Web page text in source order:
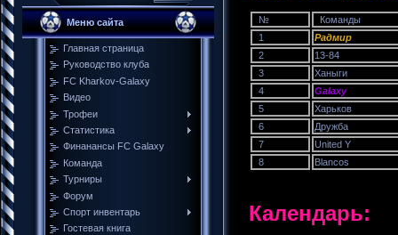
Меню сайта
Главная страница
Руководство клуба
FC Kharkov-Galaxy
Видео
Трофеи
Cтатистика
Финанансы FC Galaxy
Команда
Турниры
Форум
Спорт инвентарь
Гостевая книга
№
Команды
1
Радмир
2
13-84
3
Ханыги
4
Galaxy
5
Харьков
6
Дружба
7
United Y
8
Blancos
Календарь: